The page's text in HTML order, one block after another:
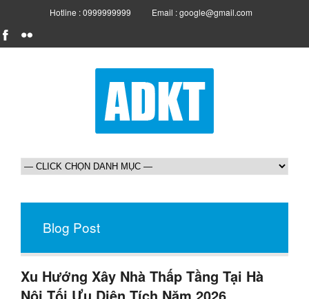
Hotline : 0999999999 Email : google@gmail.com
Blog Post
Xu Hướng Xây Nhà Thấp Tầng Tại Hà